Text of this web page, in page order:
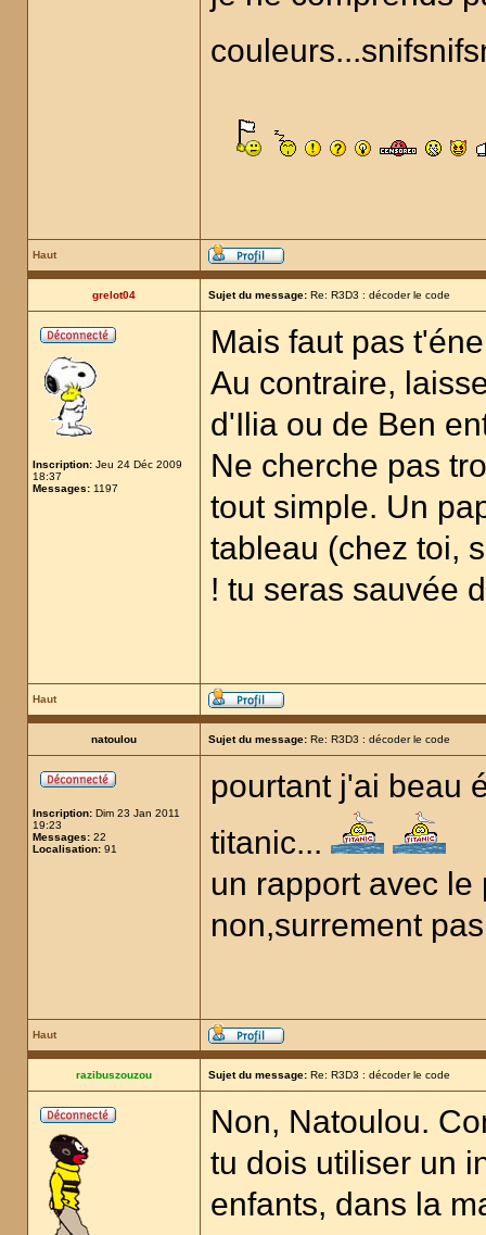
Haut
grelot04 Sujet du message: Re: R3D3 : décoder le code
Inscription: Jeu 24 Déc 2009
18:37
Messages: 1197
Mais faut pas
Au contraire,
d'Ilia ou de Ben
Ne cherche pas
tout simple. Un
tableau (chez toi,
! tu seras sauvée
Haut
natoulou Sujet du message: Re: R3D3 : décoder le code
Inscription: Dim 23 Jan 2011
19:23
Messages: 22
Localisation: 91
pourtant j'ai beau
titanic...
un rapport avec
non,surrement
Haut
razibuszouzou Sujet du message: Re: R3D3 : décoder le code
Non, Natoulou.
tu dois utiliser un
enfants, dans la